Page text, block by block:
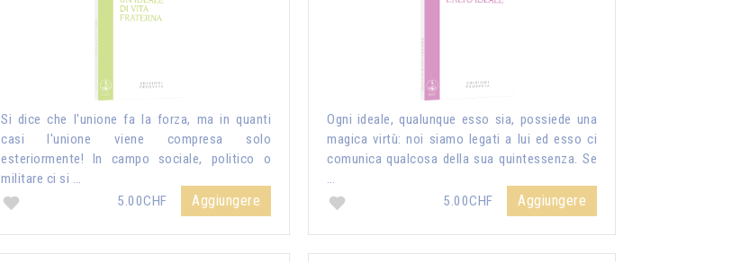
Si dice che l'unione fa la forza, ma in quanti
casi l'unione viene compresa solo
esteriormente! In campo sociale, politico o
militare ci si …
5.00CHF
Aggiungere
Ogni ideale, qualunque esso sia, possiede una
magica virtù: noi siamo legati a lui ed esso ci
comunica qualcosa della sua quintessenza. Se
…
5.00CHF
Aggiungere